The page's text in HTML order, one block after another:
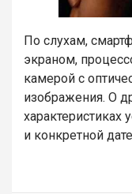
По слухам,
экраном,
камерой с
изображения. О
характеристиках
и конкретной